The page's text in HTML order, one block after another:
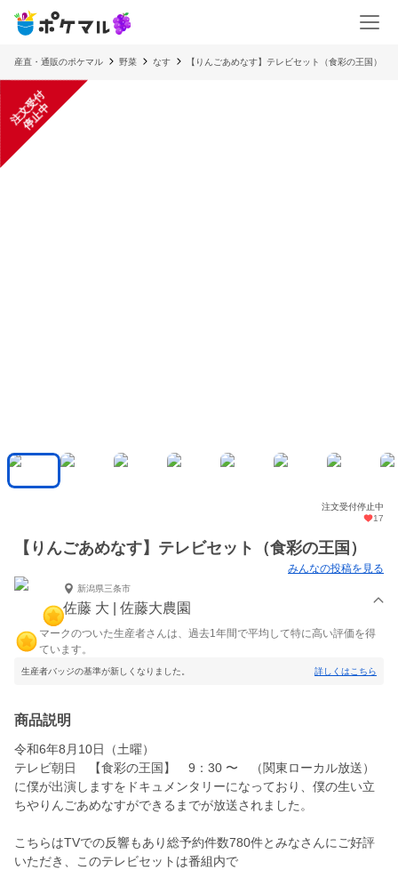
産直・通販のポケマル 野菜 なす 【りんごあめなす】テレビセット（食彩の王国）
注
文
受
付
停
止
中
注文受付停止中
17
【りんごあめなす】テレビセット（食彩の王国）
みんなの投稿を見る
新潟県三条市
佐藤 大 | 佐藤大農園
マークのついた生産者さんは、過去1年間で平均して特に高い評価を得
ています。
生産者バッジの基準が新しくなりました。 詳しくはこちら
商品説明
令和6年8月10日（土曜）
テレビ朝日 【食彩の王国】 9：30 〜 （関東ローカル放送）
に僕が出演しますをドキュメンタリーになっており、僕の生い立
ちやりんごあめなすができるまでが放送されました。
こちらはTVでの反響もあり総予約件数780件とみなさんにご好評
いただき、このテレビセットは番組内で